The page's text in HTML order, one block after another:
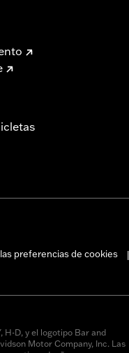
preferencias de cookies
H-D, y el logotipo Bar and
Motor Company, Inc. Las